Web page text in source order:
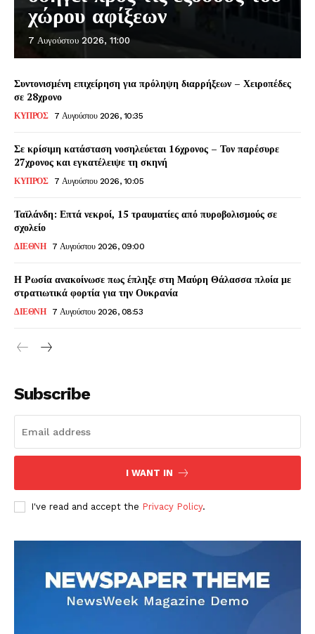
χώρου αφίξεων
7 Αυγούστου 2026, 11:00
Συντονισμένη επιχείρηση για πρόληψη διαρρήξεων – Χειροπέδες
σε 28χρονο
ΚΥΠΡΟΣ 7 Αυγούστου 2026, 10:35
Σε κρίσιμη κατάσταση νοσηλεύεται 16χρονος – Τον παρέσυρε
27χρονος και εγκατέλειψε τη σκηνή
ΚΥΠΡΟΣ 7 Αυγούστου 2026, 10:05
Ταϊλάνδη: Επτά νεκροί, 15 τραυματίες από πυροβολισμούς σε
σχολείο
ΔΙΕΘΝΗ 7 Αυγούστου 2026, 09:00
Η Ρωσία ανακοίνωσε πως έπληξε στη Μαύρη Θάλασσα πλοία με
στρατιωτικά φορτία για την Ουκρανία
ΔΙΕΘΝΗ 7 Αυγούστου 2026, 08:53
Subscribe
I WANT IN
I've read and accept the Privacy Policy.